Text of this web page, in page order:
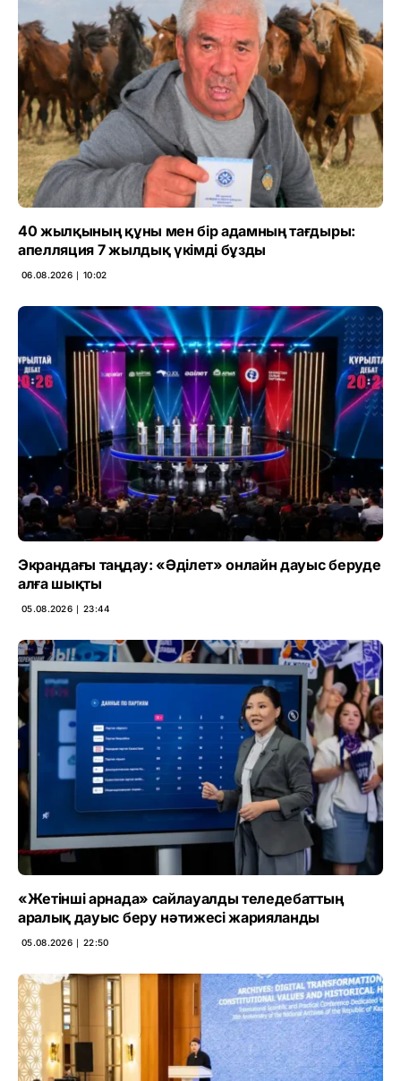
40 жылқының құны мен бір адамның тағдыры:
апелляция 7 жылдық үкімді бұзды
06.08.2026 ∣ 10:02
Экрандағы таңдау: «Әділет» онлайн дауыс беруде
алға шықты
05.08.2026 ∣ 23:44
«Жетінші арнада» сайлауалды теледебаттың
аралық дауыс беру нәтижесі жарияланды
05.08.2026 ∣ 22:50